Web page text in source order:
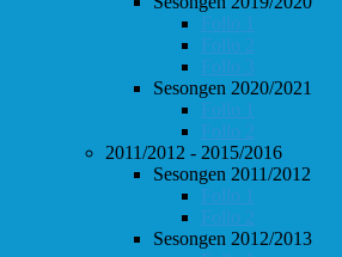
Follo 1
Follo 2
Follo 3
Sesongen 2020/2021
Follo 1
Follo 2
2011/2012 - 2015/2016
Sesongen 2011/2012
Follo 1
Follo 2
Sesongen 2012/2013